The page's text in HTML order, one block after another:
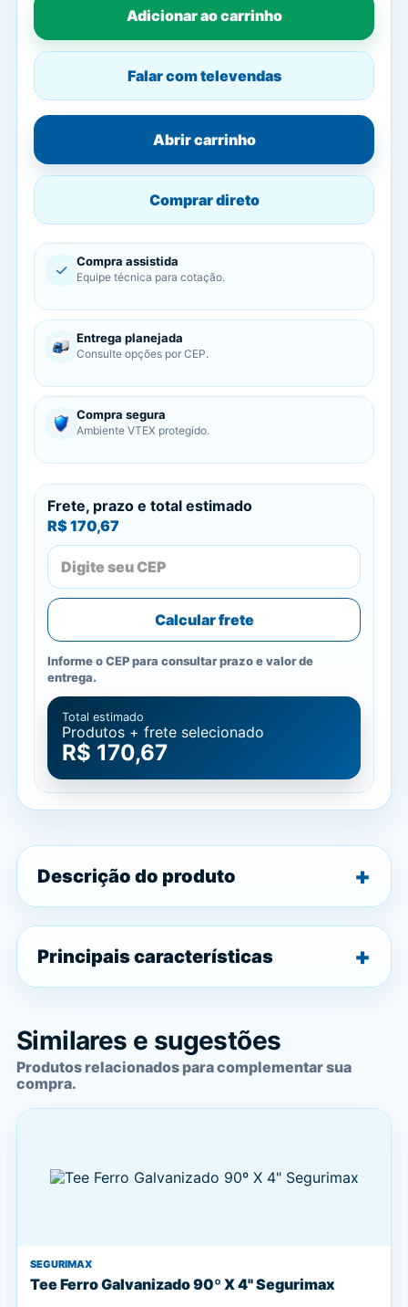
Adicionar ao carrinho
Falar com televendas
Abrir carrinho
Comprar direto
✓ Compra assistida
Equipe técnica para cotação.
Entrega planejada
Consulte opções por CEP.
Compra segura
Ambiente VTEX protegido.
Frete, prazo e total estimado
R$ 170,67
Calcular frete
Informe o CEP para consultar prazo e valor de
entrega.
Total estimado
Produtos + frete selecionado
R$ 170,67
Descrição do produto
Principais características
Similares e sugestões
Produtos relacionados para complementar sua
compra.
SEGURIMAX
Tee Ferro Galvanizado 90º X 4" Segurimax